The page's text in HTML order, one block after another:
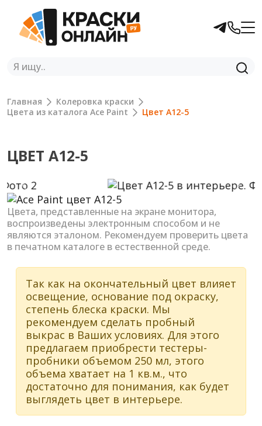
Главная
Колеровка краски
Цвета из каталога Ace Paint
Цвет A12-5
ЦВЕТ A12-5
Previous Next
Цвета, представленные на экране монитора,
воспроизведены электронным способом и не
являются эталоном. Рекомендуем проверить цвета
в печатном каталоге в естественной среде.
Так как на окончательный цвет влияет
освещение, основание под окраску,
степень блеска краски. Мы
рекомендуем сделать пробный
выкрас в Ваших условиях. Для этого
предлагаем приобрести тестеры-
пробники объемом 250 мл, этого
объема хватает на 1 кв.м., что
достаточно для понимания, как будет
выглядеть цвет в интерьере.